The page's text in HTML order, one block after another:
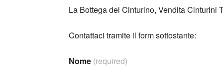
La Bottega del Cinturino, Vendita Cinturini
Contattaci tramite il form sottostante:
Nome (required)